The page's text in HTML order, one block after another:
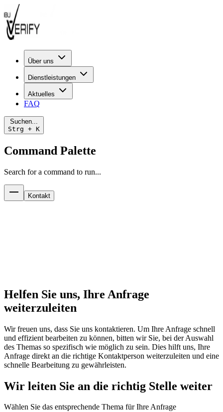
Über uns
Dienstleistungen
Aktuelles
FAQ
Suchen...
Strg + K
Command Palette
Search for a command to run...
Kontakt
Helfen Sie uns, Ihre Anfrage
weiterzuleiten
Wir freuen uns, dass Sie uns kontaktieren. Um Ihre Anfrage schnell
und effizient bearbeiten zu können, bitten wir Sie, bei der Auswahl
des Themas so spezifisch wie möglich zu sein. Dies hilft uns, Ihre
Anfrage direkt an die richtige Kontaktperson weiterzuleiten und eine
schnelle Bearbeitung zu gewährleisten.
Wir leiten Sie an die richtig Stelle weiter
Wählen Sie das entsprechende Thema für Ihre Anfrage